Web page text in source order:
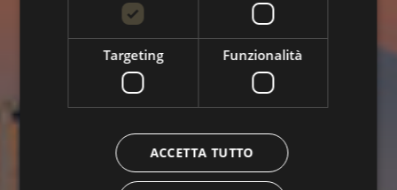
Cosa fare partendo dal NEO Hotel
Targeting Funzionalità
ACCETTA TUTTO